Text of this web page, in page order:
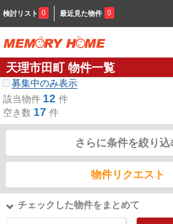
検討リスト 0 最近見た物件 0
天理市田町 物件一覧
募集中のみ表示
該当物件 12 件
空き数 17 件
さらに条件を絞り込
物件リクエスト
チェックした物件をまとめて